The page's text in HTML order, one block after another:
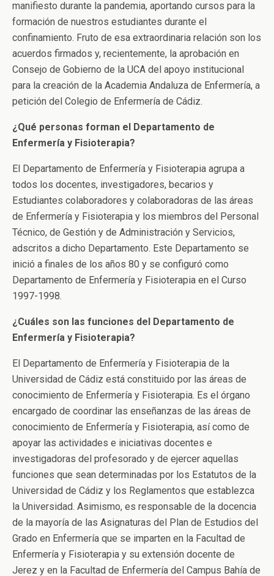
manifiesto durante la pandemia, aportando cursos para la
formación de nuestros estudiantes durante el
confinamiento. Fruto de esa extraordinaria relación son los
acuerdos firmados y, recientemente, la aprobación en
Consejo de Gobierno de la UCA del apoyo institucional
para la creación de la Academia Andaluza de Enfermería, a
petición del Colegio de Enfermería de Cádiz.
¿Qué personas forman el Departamento de
Enfermería y Fisioterapia?
El Departamento de Enfermería y Fisioterapia agrupa a
todos los docentes, investigadores, becarios y
Estudiantes colaboradores y colaboradoras de las áreas
de Enfermería y Fisioterapia y los miembros del Personal
Técnico, de Gestión y de Administración y Servicios,
adscritos a dicho Departamento. Este Departamento se
inició a finales de los años 80 y se configuró como
Departamento de Enfermería y Fisioterapia en el Curso
1997-1998.
¿Cuáles son las funciones del Departamento de
Enfermería y Fisioterapia?
El Departamento de Enfermería y Fisioterapia de la
Universidad de Cádiz está constituido por las áreas de
conocimiento de Enfermería y Fisioterapia. Es el órgano
encargado de coordinar las enseñanzas de las áreas de
conocimiento de Enfermería y Fisioterapia, así como de
apoyar las actividades e iniciativas docentes e
investigadoras del profesorado y de ejercer aquellas
funciones que sean determinadas por los Estatutos de la
Universidad de Cádiz y los Reglamentos que establezca
la Universidad. Asimismo, es responsable de la docencia
de la mayoría de las Asignaturas del Plan de Estudios del
Grado en Enfermería que se imparten en la Facultad de
Enfermería y Fisioterapia y su extensión docente de
Jerez y en la Facultad de Enfermería del Campus Bahía de